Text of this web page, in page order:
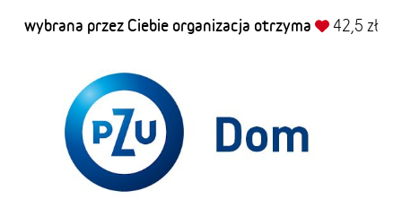
wybrana przez Ciebie organizacja otrzyma 42,5 zł